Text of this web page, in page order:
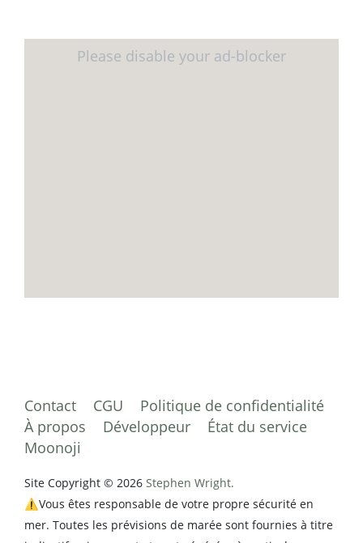
Contact CGU
Politique de confidentialité
À propos
Développeur
État du service
Moonoji
Site Copyright © 2026 Stephen Wright.
⚠️Vous êtes responsable de votre propre sécurité en
mer. Toutes les prévisions de marée sont fournies à titre